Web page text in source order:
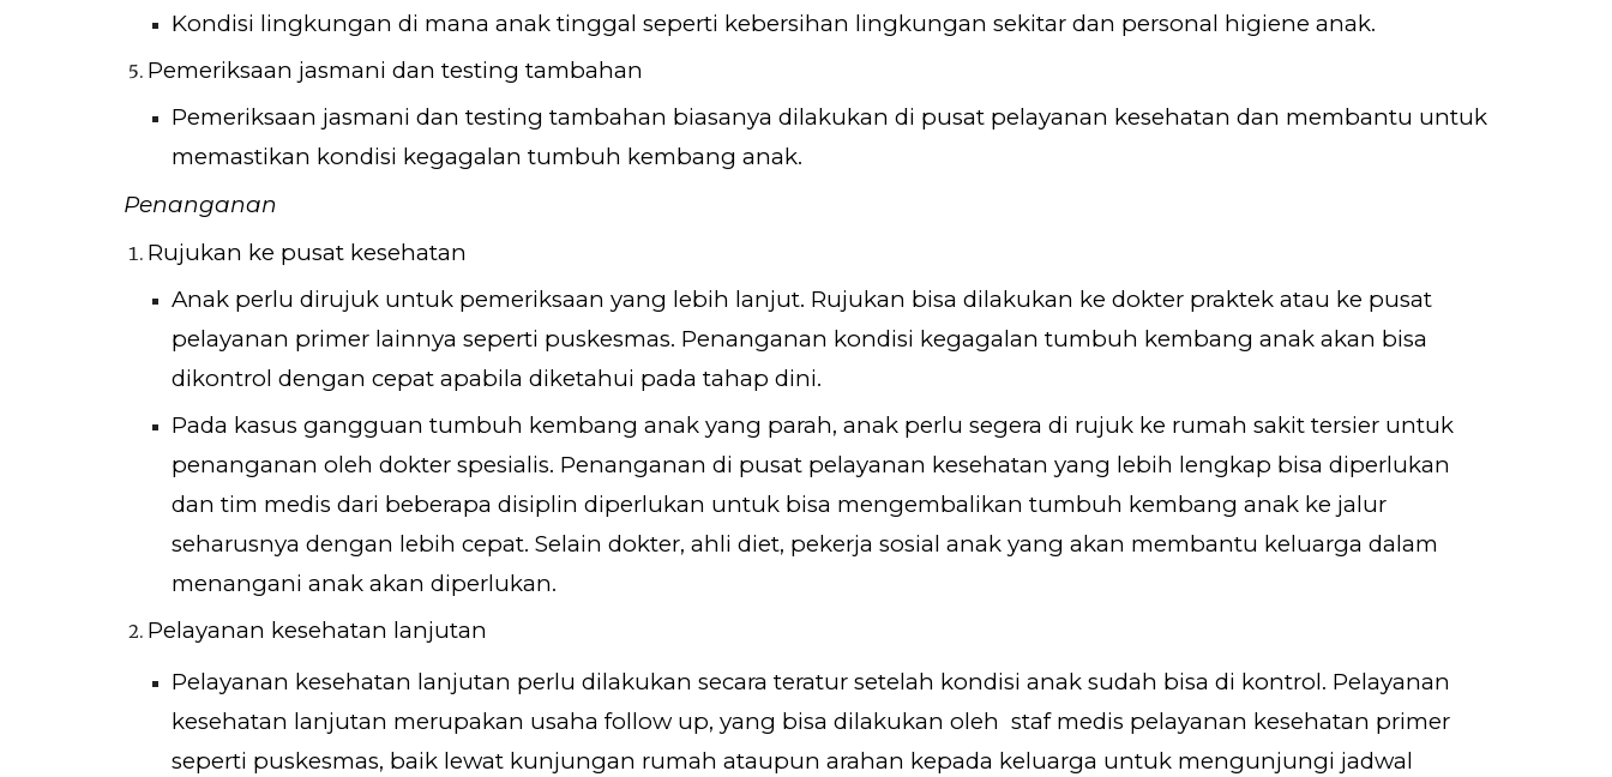
Kondisi lingkungan di mana anak tinggal seperti kebersihan lingkungan sekitar dan personal higiene anak.
Pemeriksaan jasmani dan testing tambahan
Pemeriksaan jasmani dan testing tambahan biasanya dilakukan di pusat pelayanan kesehatan dan membantu untuk
memastikan kondisi kegagalan tumbuh kembang anak.
Penanganan
Rujukan ke pusat kesehatan
Anak perlu dirujuk untuk pemeriksaan yang lebih lanjut. Rujukan bisa dilakukan ke dokter praktek atau ke pusat
pelayanan primer lainnya seperti puskesmas. Penanganan kondisi kegagalan tumbuh kembang anak akan bisa
dikontrol dengan cepat apabila diketahui pada tahap dini.
Pada kasus gangguan tumbuh kembang anak yang parah, anak perlu segera di rujuk ke rumah sakit tersier untuk
penanganan oleh dokter spesialis. Penanganan di pusat pelayanan kesehatan yang lebih lengkap bisa diperlukan
dan tim medis dari beberapa disiplin diperlukan untuk bisa mengembalikan tumbuh kembang anak ke jalur
seharusnya dengan lebih cepat. Selain dokter, ahli diet, pekerja sosial anak yang akan membantu keluarga dalam
menangani anak akan diperlukan.
Pelayanan kesehatan lanjutan
Pelayanan kesehatan lanjutan perlu dilakukan secara teratur setelah kondisi anak sudah bisa di kontrol. Pelayanan
kesehatan lanjutan merupakan usaha follow up, yang bisa dilakukan oleh staf medis pelayanan kesehatan primer
seperti puskesmas, baik lewat kunjungan rumah ataupun arahan kepada keluarga untuk mengunjungi jadwal